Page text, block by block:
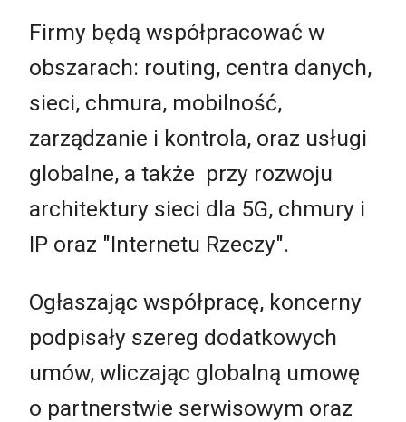
Firmy będą współpracować w
obszarach: routing, centra danych,
sieci, chmura, mobilność,
zarządzanie i kontrola, oraz usługi
globalne, a także przy rozwoju
architektury sieci dla 5G, chmury i
IP oraz "Internetu Rzeczy".
Ogłaszając współpracę, koncerny
podpisały szereg dodatkowych
umów, wliczając globalną umowę
o partnerstwie serwisowym oraz